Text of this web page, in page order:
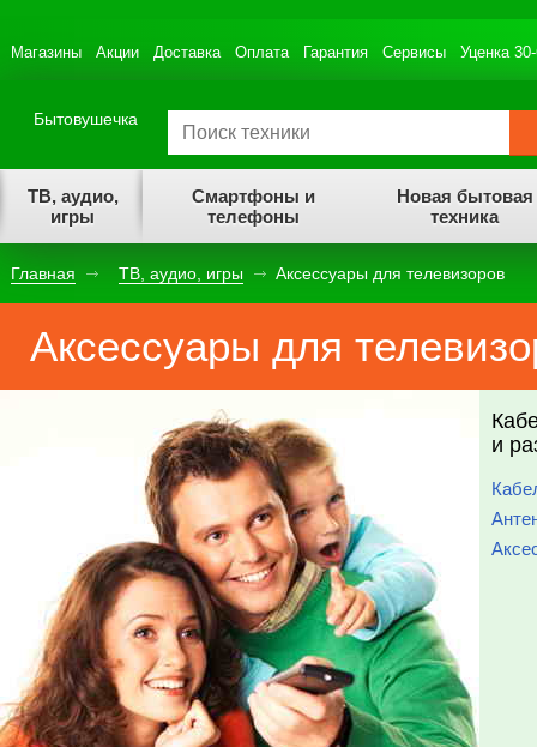
Магазины Акции Доставка Оплата Гарантия Сервисы Уценка
Бытовушечка
ТВ, аудио,
игры
Смартфоны и
телефоны
Новая бытовая
техника
Главная ТВ, аудио, игры Аксессуары для телевизоров
Аксессуары для
и